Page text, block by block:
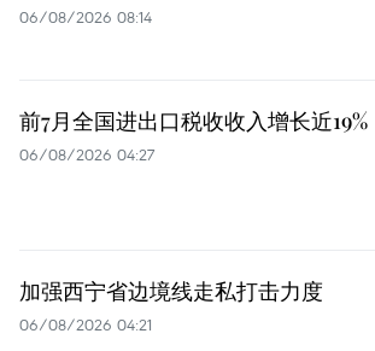
06/08/2026 08:14
前7月全国进出口税收收入增长近19%
06/08/2026 04:27
加强西宁省边境线走私打击力度
06/08/2026 04:21